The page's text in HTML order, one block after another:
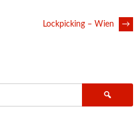
Lockpicking – Wien →